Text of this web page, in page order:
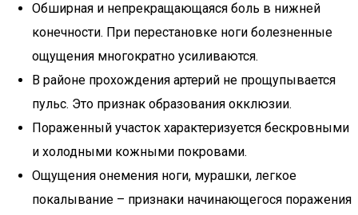
Обширная и непрекращающаяся боль в нижней
конечности. При перестановке ноги болезненные
ощущения многократно усиливаются.
В районе прохождения артерий не прощупывается
пульс. Это признак образования окклюзии.
Пораженный участок характеризуется бескровными
и холодными кожными покровами.
Ощущения онемения ноги, мурашки, легкое
покалывание – признаки начинающегося поражения